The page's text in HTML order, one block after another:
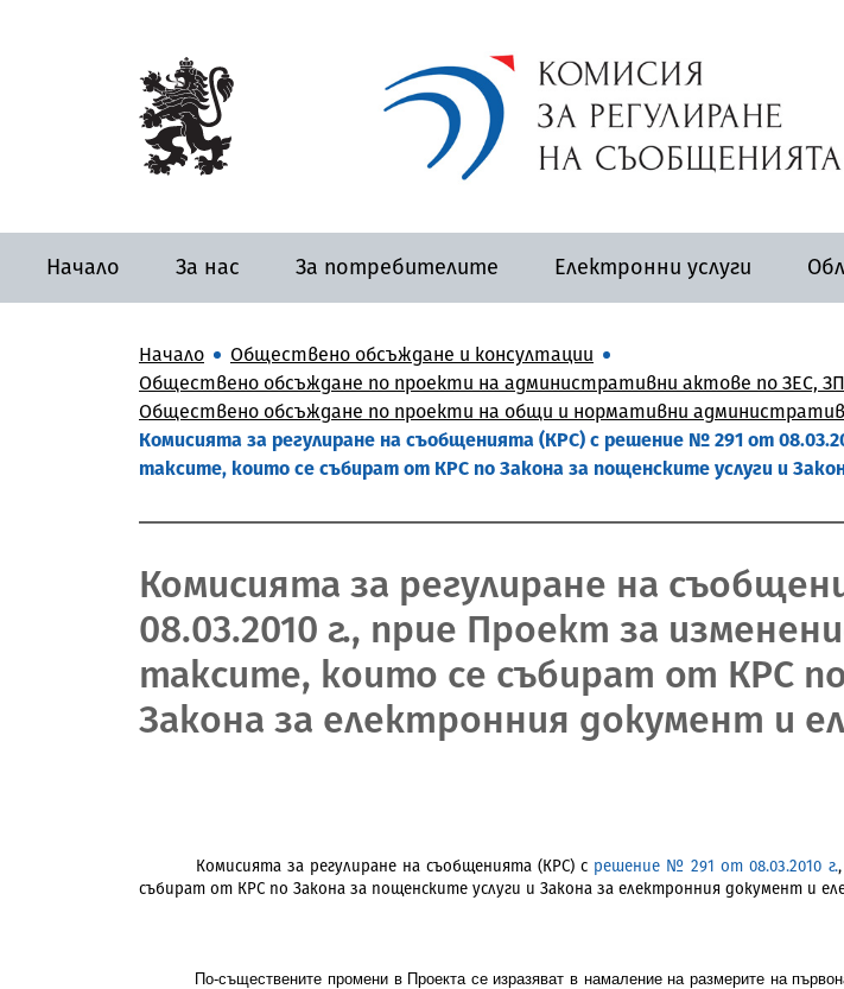
Начало За нас За потребителите Електронни услуги
Начало
Обществено обсъждане и консултации
Обществено обсъждане по проекти на административни актове по ЗЕС,
Обществено обсъждане по проекти на общи и нормативни
Комисията за регулиране на съобщенията (КРС) с решение № 291 от
таксите, които се събират от КРС по Закона за пощенските услуги и
Комисията за регулиране на
08.03.2010 г., прие Проект за
таксите, които се събират от КРС
Закона за електронния документ и
Комисията за регулиране на съобщенията (КРС) с решение № 291 от 08.03.2010 г.
събират от КРС по Закона за пощенските услуги и Закона за електронния документ и
По-съществените промени в Проекта се изразяват в намаление на размерите на